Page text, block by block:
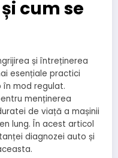
cum se
și întreținerea
esențiale practici
mod regulat.
menținerea
de viață a mașinii
lung. În acest articol
diagnozei auto și